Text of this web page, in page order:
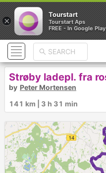
by Peter Mortensen
141 km | 3 h 31 min
×
Tourstart
Tourstart Aps
FREE - In Google Play